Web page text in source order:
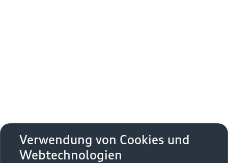
Zurück nach oben
Modelle
Verwendung von Cookies und
Webtechnologien